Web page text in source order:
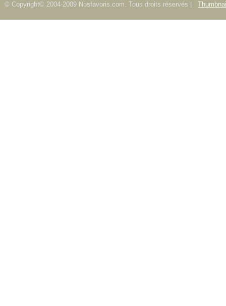
© Copyright© 2004-2009 Nosfavoris.com. Tous droits réservés |